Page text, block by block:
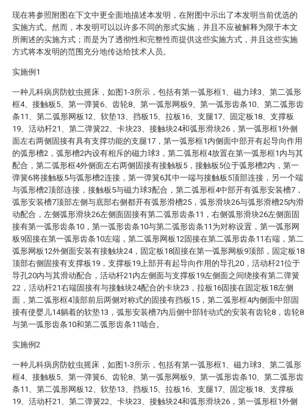
现在将参照附图在下文中更全面地描述本发明，在附图中示出了本发明当前优选的
实施方式。然而，本发明可以以许多不同的形式实施，并且不应被解释为限于本文
所阐述的实施方式；而是为了透彻性和完整性而提供这些实施方式，并且这些实施
方式将本发明的范围充分地传达给技术人员。
实施例1
一种儿科病房防蚊虫摇床，如图1-3所示，包括有第一弧形框1、磁力球3、第二弧形
框4、接触板5、第一弹簧6、齿轮8、第一弧形网板9、第一弧形齿条10、第二弧形齿
条11、第二弧形网板12、软垫13、挡板15、拉板16、支腿17、固定板18、支撑板
19、活动杆21、第二弹簧22、卡块23、接触块24和弧形滑块26，第一弧形框1外侧
面左右两侧固接有具有支撑功能的支腿17，第一弧形框1内侧面中部开有起导向作用
的弧形槽2，弧形槽2内设有相斥的磁力球3，第二弧形框4放置在第一弧形框1内与其
配合，第二弧形框4外侧面左右两侧固接有接触板5，接触板5位于弧形槽2内，第一
弹簧6将接触板5与弧形槽2连接，第一弹簧6其中一端与接触板5顶部连接，另一个端
与弧形槽2顶部连接，接触板5与磁力球3配合，第二弧形框4中部开有弧形安装槽7，
弧形安装槽7顶部左侧与底部右侧都开有弧形滑槽25，弧形滑块26与弧形滑槽25内滑
动配合，左侧弧形滑块26左侧面固接有第二弧形齿条11，右侧弧形滑块26左侧面固
接有第一弧形齿条10，第一弧形齿条10与第二弧形齿条11为对称设置，第一弧形网
板9固接在第一弧形齿条10左端，第二弧形网板12固接在第二弧形齿条11右端，第二
弧形网板12外侧面安装有接触块24，固定板18固接在第一弧形网板9顶部，固定板18
顶部右侧固接有支撑板19，支撑板19上部开有起导向作用的导孔20，活动杆21位于
导孔20内与其滑动配合，活动杆21内左侧面与支撑板19左侧面之间绕接有第二弹簧
22，活动杆21右端固接有与接触块24配合的卡块23，拉板16固接在固定板18左侧
面，第二弧形框4顶部前后两侧对称式的固接有挡板15，第二弧形框4内侧面中部固
接有使婴儿14躺着的软垫13，弧形安装槽7内后侧中部转动式的安装有齿轮8，齿轮8
与第一弧形齿条10和第二弧形齿条11啮合。
实施例2
一种儿科病房防蚊虫摇床，如图1-3所示，包括有第一弧形框1、磁力球3、第二弧形
框4、接触板5、第一弹簧6、齿轮8、第一弧形网板9、第一弧形齿条10、第二弧形齿
条11、第二弧形网板12、软垫13、挡板15、拉板16、支腿17、固定板18、支撑板
19、活动杆21、第二弹簧22、卡块23、接触块24和弧形滑块26，第一弧形框1外侧